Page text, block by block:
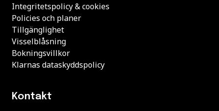
Integritetspolicy & cookies
Policies och planer
Tillgänglighet
Visselblåsning
Bokningsvillkor
Klarnas dataskyddspolicy
Kontakt